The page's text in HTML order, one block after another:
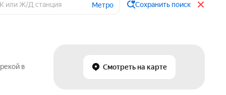
Метро Сохранить поиск
Смотреть на карте
в